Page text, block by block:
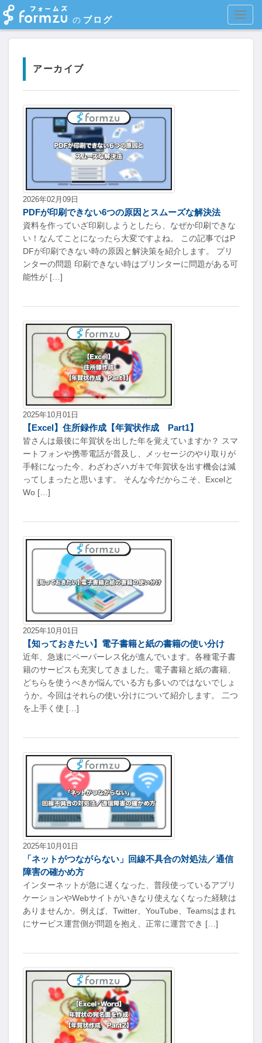
の ブログ
アーカイブ
2026年02月09日
PDFが印刷できない6つの原因とスムーズな解決法
資料を作っていざ印刷しようとしたら、なぜか印刷できな
い！なんてことになったら大変ですよね。 この記事ではP
DFが印刷できない時の原因と解決策を紹介します。 プリ
ンターの問題 印刷できない時はプリンターに問題がある可
能性が […]
2025年10月01日
【Excel】住所録作成【年賀状作成 Part1】
皆さんは最後に年賀状を出した年を覚えていますか？ スマ
ートフォンや携帯電話が普及し、メッセージのやり取りが
手軽になった今、わざわざハガキで年賀状を出す機会は減
ってしまったと思います。 そんな今だからこそ、Excelと
Wo […]
2025年10月01日
【知っておきたい】電子書籍と紙の書籍の使い分け
近年、急速にペーパーレス化が進んでいます。各種電子書
籍のサービスも充実してきました。電子書籍と紙の書籍、
どちらを使うべきか悩んでいる方も多いのではないでしょ
うか。今回はそれらの使い分けについて紹介します。 二つ
を上手く使 […]
2025年10月01日
「ネットがつながらない」回線不具合の対処法／通信
障害の確かめ方
インターネットが急に遅くなった、普段使っているアプリ
ケーションやWebサイトがいきなり使えなくなった経験は
ありませんか。例えば、Twitter、YouTube、Teamsはまれ
にサービス運営側が問題を抱え、正常に運営でき […]